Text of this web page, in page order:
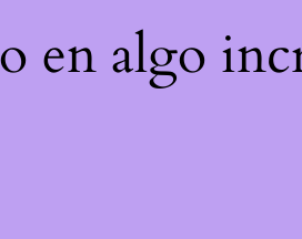
en algo